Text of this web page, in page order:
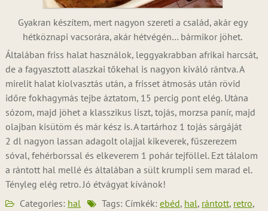
Gyakran készítem, mert nagyon szereti a család, akár egy
hétköznapi vacsorára, akár hétvégén… bármikor jöhet.
Általában friss halat használok, leggyakrabban afrikai harcsát,
de a fagyasztott alaszkai tőkehal is nagyon kiváló rántva. A
mirelit halat kiolvasztás után, a frisset átmosás után rövid
időre fokhagymás tejbe áztatom, 15 percig pont elég. Utána
sózom, majd jöhet a klasszikus liszt, tojás, morzsa panír, majd
olajban kisütöm és már kész is. A tartárhoz 1 tojás sárgáját
2 dl nagyon lassan adagolt olajjal kikeverek, fűszerezem
sóval, fehérborssal és elkeverem 1 pohár tejföllel. Ezt tálalom
a rántott hal mellé és általában a sült krumpli sem marad el.
Tényleg elég retro. Jó étvágyat kívánok!
Categories: hal Tags: Címkék: ebéd, hal, rántott, retro,